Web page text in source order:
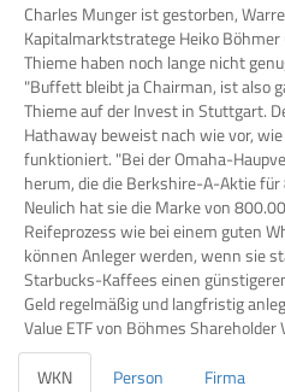
Charles Munger ist gestorben,
Kapitalmarktstratege Heiko
Thieme haben noch lange nicht
"Buffett bleibt ja Chairman, ist also
Thieme auf der Invest in Stuttgart.
Hathaway beweist nach wie vor,
funktioniert. "Bei der Omaha-
herum, die die Berkshire-A-Aktie
Neulich hat sie die Marke von
Reifeprozess wie bei einem guten
können Anleger werden, wenn sie
Starbucks-Kaffees einen
Geld regelmäßig und langfristig
Value ETF von Böhmes Shareholder
WKN
Person Firma